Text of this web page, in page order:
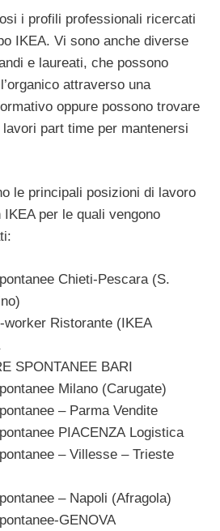
i profili professionali ricercati
IKEA. Vi sono anche diverse
e laureati, che possono
attraverso una
oppure possono trovare
lavori part time per mantenersi
le principali posizioni di lavoro
per le quali vengono
Chieti-Pescara (S.
worker Ristorante (IKEA
SPONTANEE BARI
Milano (Carugate)
– Parma Vendite
PIACENZA Logistica
– Villesse – Trieste
– Napoli (Afragola)
GENOVA